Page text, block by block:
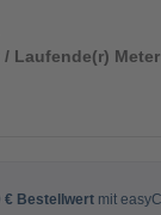
/ Laufende(r) Meter